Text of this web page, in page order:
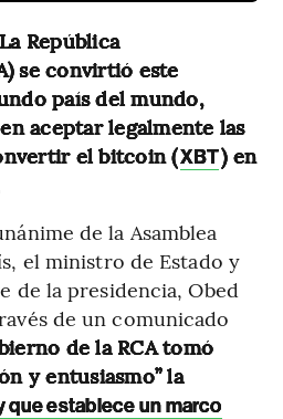
La República
se convirtió este
país del mundo,
aceptar legalmente las
el bitcoin (XBT) en
de la Asamblea
el ministro de Estado y
de la presidencia, Obed
de un comunicado
de la RCA tomó
y entusiasmo” la
que establece un marco